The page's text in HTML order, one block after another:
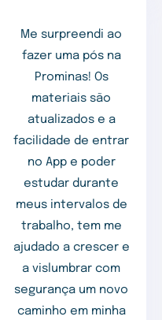
Me surpreendi ao
fazer uma pós na
Prominas! Os
materiais são
atualizados e a
facilidade de entrar
no App e poder
estudar durante
meus intervalos de
trabalho, tem me
ajudado a crescer e
a vislumbrar com
segurança um novo
caminho em minha